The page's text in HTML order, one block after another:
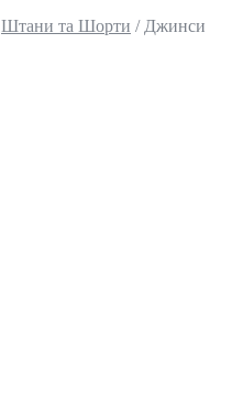
Штани та Шорти / Джинси